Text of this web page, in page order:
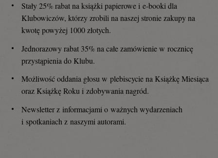
Stały 25% rabat na książki papierowe i e-booki dla
Klubowiczów, którzy zrobili na naszej stronie zakupy na
kwotę powyżej 1000 złotych.
Jednorazowy rabat 35% na całe zamówienie w rocznicę
przystąpienia do Klubu.
Możliwość oddania głosu w plebiscycie na Książkę Miesiąca
oraz Książkę Roku i zdobywania nagród.
Newsletter z informacjami o ważnych wydarzeniach
i spotkaniach z naszymi autorami.